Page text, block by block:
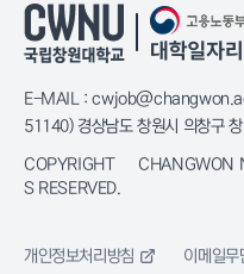
E-MAIL :
51140) 경상남도 창원시 의창구
COPYRIGHT © CHANGWON
S RESERVED.
개인정보처리방침 이메일무